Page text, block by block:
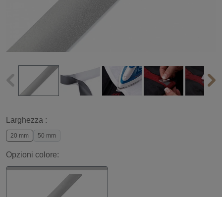
Larghezza :
20 mm 50 mm
Opzioni colore: